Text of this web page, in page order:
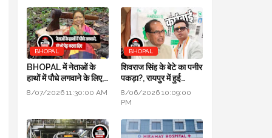
BHOPAL
BHOPAL में नेताओं के
हाथों में पौधे लगवाने के लिए,
700 हरे भरे पेड़ कटवा दिए
8/07/2026 11:30:00 AM
BHOPAL
शिवराज सिंह के बेटे का पनीर
पकड़ा?, रायपुर में हुई
कार्रवाई, जांच के लिए लैब
भेजा
8/06/2026 10:09:00
PM